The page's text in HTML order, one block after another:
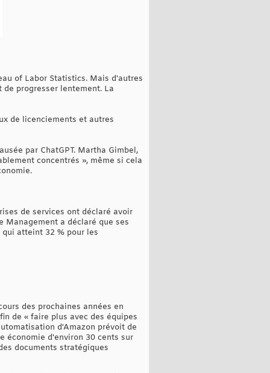
of Labor Statistics. Mais d'autres
progresser lentement. La
de licenciements et autres
par ChatGPT. Martha Gimbel,
concentrés », même si cela
de services ont déclaré avoir
Management a déclaré que ses
atteint 32 % pour les
des prochaines années en
de « faire plus avec des équipes
d'Amazon prévoit de
économie d'environ 30 cents sur
documents stratégiques